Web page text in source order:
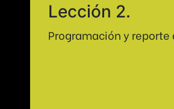
Lección 2.
Programación y